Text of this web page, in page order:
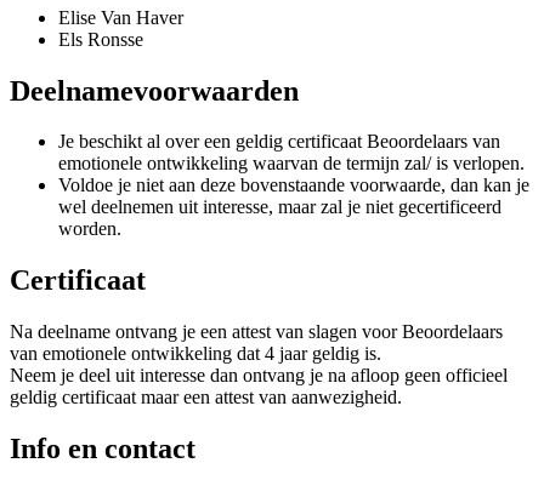
Elise Van Haver
Els Ronsse
Deelnamevoorwaarden
Je beschikt al over een geldig certificaat Beoordelaars van
emotionele ontwikkeling waarvan de termijn zal/ is verlopen.
Voldoe je niet aan deze bovenstaande voorwaarde, dan kan je
wel deelnemen uit interesse, maar zal je niet gecertificeerd
worden.
Certificaat
Na deelname ontvang je een attest van slagen voor Beoordelaars
van emotionele ontwikkeling dat 4 jaar geldig is.
Neem je deel uit interesse dan ontvang je na afloop geen officieel
geldig certificaat maar een attest van aanwezigheid.
Info en contact